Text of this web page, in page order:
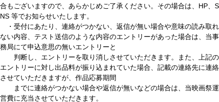
合もございますので、あらかじめご了承ください。その場合は、HP、S
NS 等でお知らせいたします。
・受付にあたり、連絡がつかない、返信が無い場合や意味の読み取れ
ない内容、テスト送信のような内容のエントリーがあった場合は、当事
務局にて申込意思の無いエントリーと
判断し、エントリーを取り消しさせていただきます。また、上記の
エントリーに対し出品料が振り込まれていた場合、記載の連絡先に連絡
させていただきますが、作品応募期間
までに連絡がつかない場合や返信が無いなどの場合は、当映画祭運
営費に充当させていただきます。